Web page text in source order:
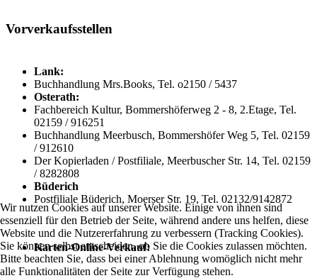
Vorverkaufsstellen
Lank:
Buchhandlung Mrs.Books, Tel. o2150 / 5437
Osterath:
Fachbereich Kultur, Bommershöferweg 2 - 8, 2.Etage, Tel.
02159 / 916251
Buchhandlung Meerbusch, Bommershöfer Weg 5, Tel. 02159
/ 912610
Der Kopierladen / Postfiliale, Meerbuscher Str. 14, Tel. 02159
/ 8282808
Büderich
Postfiliale Büderich, Moerser Str. 19, Tel. 02132/9142872
Karten-Online-Verkauf:
Wir nutzen Cookies auf unserer Website. Einige von ihnen sind
essenziell für den Betrieb der Seite, während andere uns helfen, diese
Website und die Nutzererfahrung zu verbessern (Tracking Cookies).
Sie können selbst entscheiden, ob Sie die Cookies zulassen möchten.
Bitte beachten Sie, dass bei einer Ablehnung womöglich nicht mehr
alle Funktionalitäten der Seite zur Verfügung stehen.